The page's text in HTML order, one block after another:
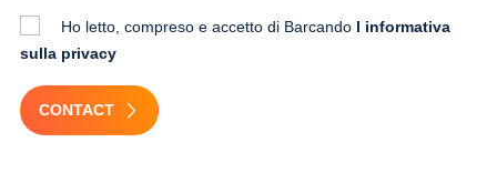
Ho letto, compreso e accetto di Barcando l informativa
sulla privacy
CONTACT